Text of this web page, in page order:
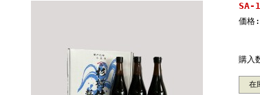
SA-
価格:
購入
在